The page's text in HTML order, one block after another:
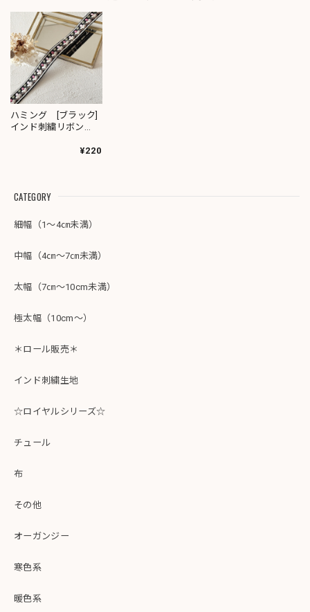
ハミング [ブラック]
インド刺繍リボン
¥220
CATEGORY
細幅（1～4㎝未満）
中幅（4㎝～7㎝未満）
太幅（7㎝～10cm未満）
極太幅（10cm～）
＊ロール販売＊
インド刺繍生地
☆ロイヤルシリーズ☆
チュール
布
その他
オーガンジー
寒色系
暖色系